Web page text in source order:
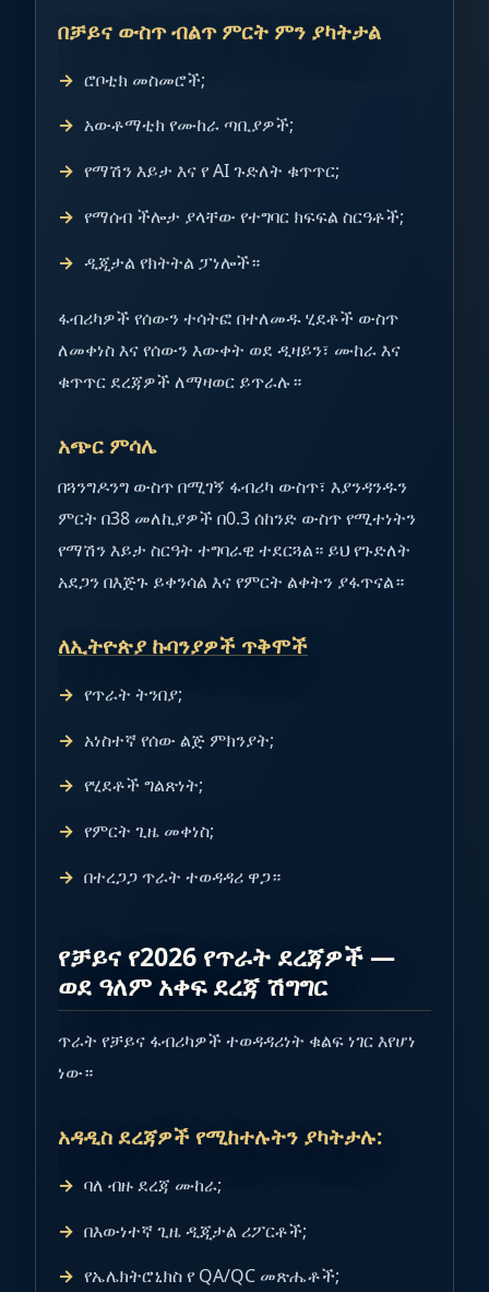
በቻይና ውስጥ ብልጥ ምርት ምን ያካትታል
ሮቦቲክ መስመሮች;
አውቶማቲክ የሙከራ ጣቢያዎች;
የማሽን እይታ እና የ AI ጉድለት ቁጥጥር;
የማሰብ ችሎታ ያላቸው የተግባር ክፍፍል ስርዓቶች;
ዲጂታል የክትትል ፓነሎች።
ፋብሪካዎች የሰውን ተሳትፎ በተለመዱ ሂደቶች ውስጥ
ለመቀነስ እና የሰውን እውቀት ወደ ዲዛይን፣ ሙከራ እና
ቁጥጥር ደረጃዎች ለማዛወር ይጥራሉ።
አጭር ምሳሌ
በጓንግዶንግ ውስጥ በሚገኝ ፋብሪካ ውስጥ፣ እያንዳንዱን
ምርት በ38 መለኪያዎች በ0.3 ሰከንድ ውስጥ የሚተነትን
የማሽን እይታ ስርዓት ተግባራዊ ተደርጓል። ይህ የጉድለት
አደጋን በእጅጉ ይቀንሳል እና የምርት ልቀትን ያፋጥናል።
ለኢትዮጵያ ኩባንያዎች ጥቅሞች
የጥራት ትንበያ;
አነስተኛ የሰው ልጅ ምክንያት;
የሂደቶች ግልጽነት;
የምርት ጊዜ መቀነስ;
በተረጋጋ ጥራት ተወዳዳሪ ዋጋ።
የቻይና የ2026 የጥራት ደረጃዎች —
ወደ ዓለም አቀፍ ደረጃ ሽግግር
ጥራት የቻይና ፋብሪካዎች ተወዳዳሪነት ቁልፍ ነገር እየሆነ
ነው።
አዳዲስ ደረጃዎች የሚከተሉትን ያካትታሉ:
ባለ ብዙ ደረጃ ሙከራ;
በእውነተኛ ጊዜ ዲጂታል ሪፖርቶች;
የኤሌክትሮኒክስ የ QA/QC መጽሔቶች;